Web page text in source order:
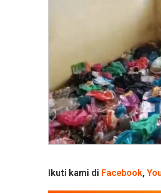
Ikuti kami di Facebook,